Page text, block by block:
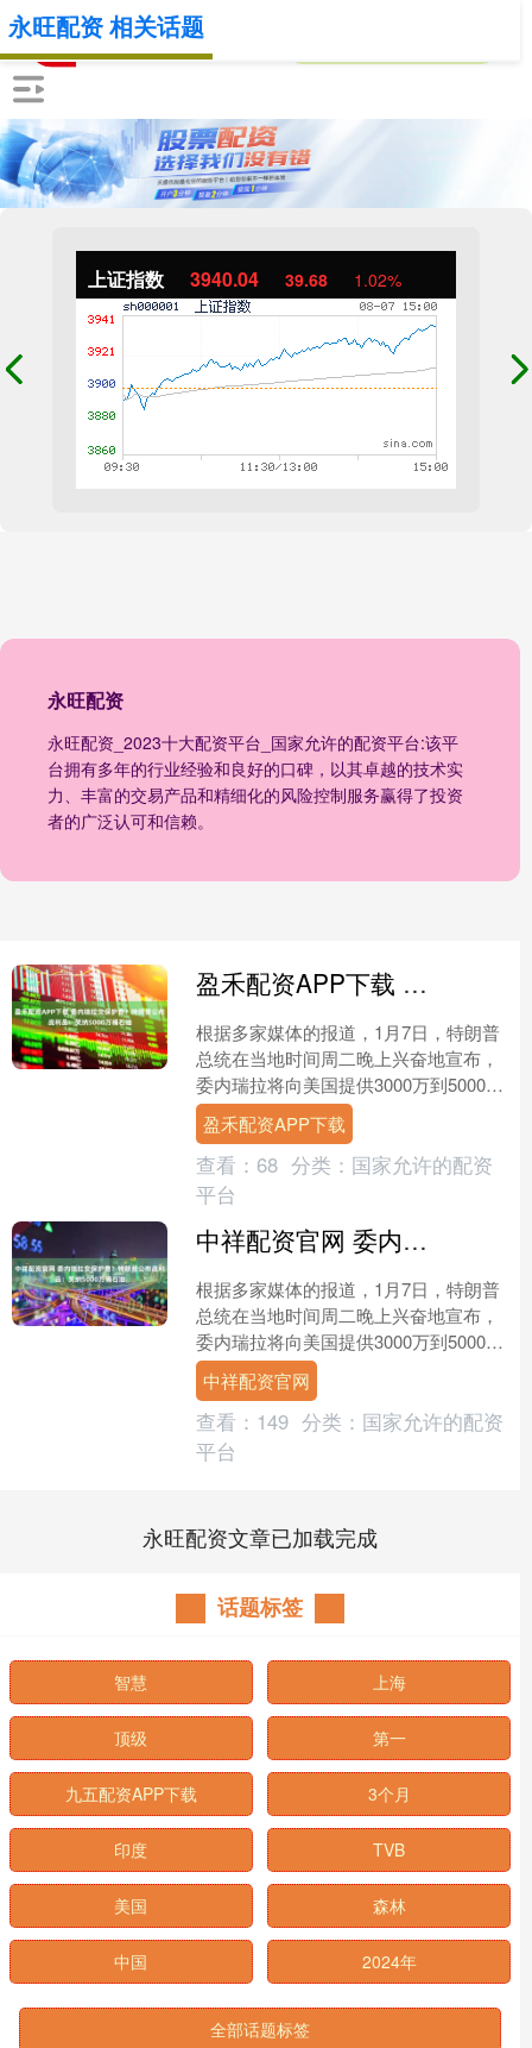
上证指数 3940.04 39.68 1.02%
永旺配资
永旺配资_2023十大配资平台_国家允许的配资平台:该平
台拥有多年的行业经验和良好的口碑，以其卓越的技术实
力、丰富的交易产品和精细化的风险控制服务赢得了投资
者的广泛认可和信赖。
永旺配资 相关话题
盈禾配资APP下载 委内瑞拉交保护费？特朗普公布战利品：笑纳5000万桶石油
根据多家媒体的报道，1月7日，特朗普
总统在当地时间周二晚上兴奋地宣布，
委内瑞拉将向美国提供3000万到5000万
桶石油。这些石油将按市场价出售，所
有的收入将由特....
盈禾配资APP下载
查看： 68 分类： 国家允许的配资
平台
中祥配资官网 委内瑞拉交保护费？特朗普公布战利品：笑纳5000万桶石油
根据多家媒体的报道，1月7日，特朗普
总统在当地时间周二晚上兴奋地宣布，
委内瑞拉将向美国提供3000万到5000万
桶石油。这些石油将按市场价出售，所
有的收入将由特....
中祥配资官网
查看： 149 分类： 国家允许的配资
平台
永旺配资文章已加载完成
话题标签
智慧 上海
顶级 第一
九五配资APP下载 3个月
印度 TVB
美国 森林
中国 2024年
全部话题标签